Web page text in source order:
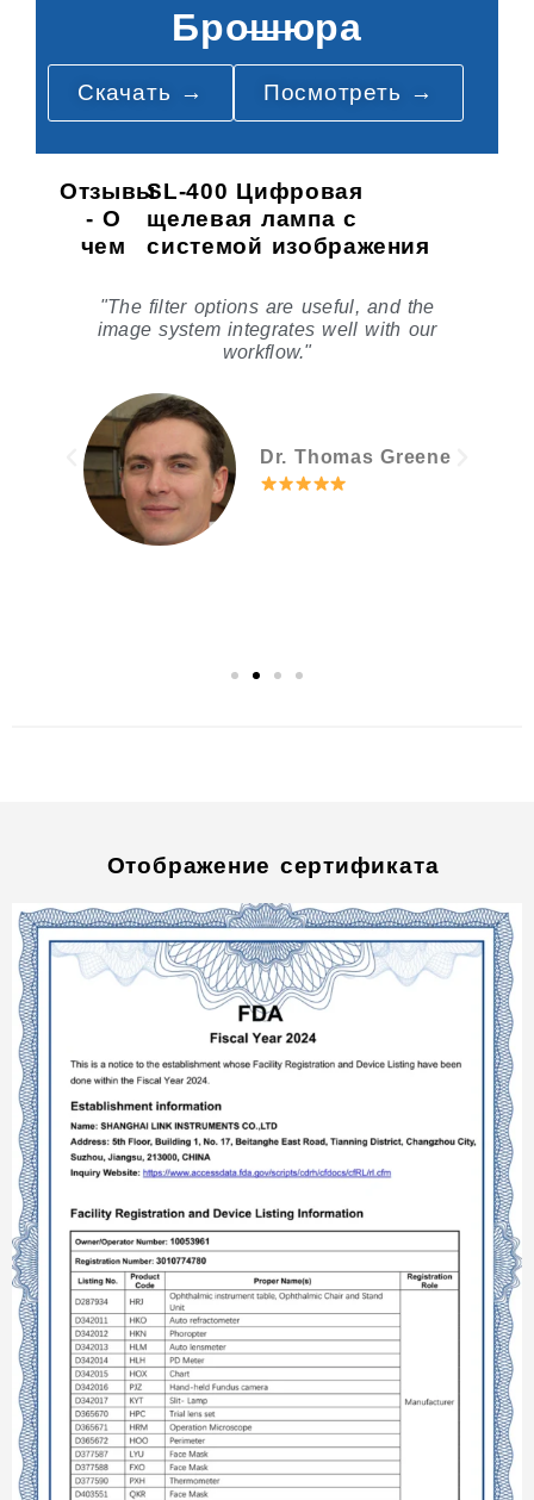
Брошюра
Скачать → Посмотреть →
Отзывы
- О
чем
SL-400 Цифровая
щелевая лампа с
системой изображения
"Capturing images of scleral veins at
40× is easy and clear with the system."
Отображение сертификата